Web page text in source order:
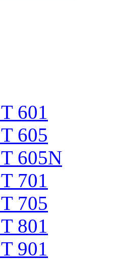
601
605
605N
701
705
801
901